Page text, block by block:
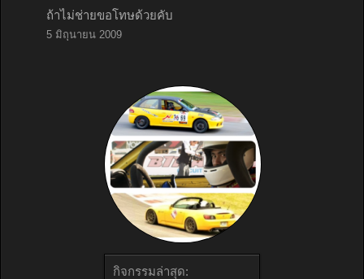
กิจกรรมล่าสุด:
ถ้าไม่ช่ายขอโทษด้วยคับ
5 มิถุนายน 2009